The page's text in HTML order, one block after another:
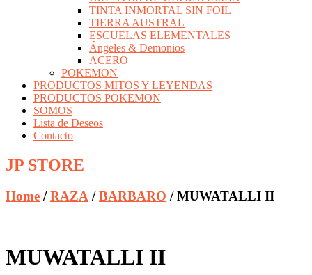
TINTA INMORTAL SIN FOIL
TIERRA AUSTRAL
ESCUELAS ELEMENTALES
Ángeles & Demonios
ACERO
POKEMON
PRODUCTOS MITOS Y LEYENDAS
PRODUCTOS POKEMON
SOMOS
Lista de Deseos
Contacto
JP STORE
Home /RAZA /BARBARO / MUWATALLI II
MUWATALLI II